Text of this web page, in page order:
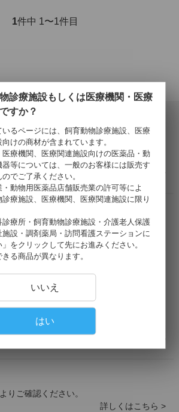
1件中 1〜1件目
会員登録が必要となります。
たら、会員登録完了のご報告を、ご登録
連絡いたします。
詳しくはこちら >
カード・代引きがご利用いただけます。
ドがご利用可能です。
りご確認ください。
詳しくはこちら >
診療施設もしくは医療機関・医療
すか？
いるページには、飼育動物診療施設、医療
けの商材が含まれています。
療機関、医療関連施設向けの医薬品・動
等については、一般のお客様には販売す
でご了承ください。
・動物用医薬品店舗販売業の許可等によ
療施設、医療機関、医療関連施設に限り
療所・飼育動物診療施設・介護老人保護
設・調剤薬局・訪問看護ステーションに
をクリックして先にお進みください。
る商品が異なります。
いいえ
はい